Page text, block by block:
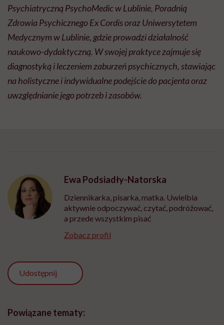
Psychiatryczną PsychoMedic w Lublinie, Poradnią
Zdrowia Psychicznego Ex Cordis oraz Uniwersytetem
Medycznym w Lublinie, gdzie prowadzi działalność
naukowo-dydaktyczną. W swojej praktyce zajmuje się
diagnostyką i leczeniem zaburzeń psychicznych, stawiając
na holistyczne i indywidualne podejście do pacjenta oraz
uwzględnianie jego potrzeb i zasobów.
Ewa Podsiadły-Natorska
Dziennikarka, pisarka, matka. Uwielbia
aktywnie odpoczywać, czytać, podróżować,
a przede wszystkim pisać
Zobacz profil
Udostępnij
Powiązane tematy: